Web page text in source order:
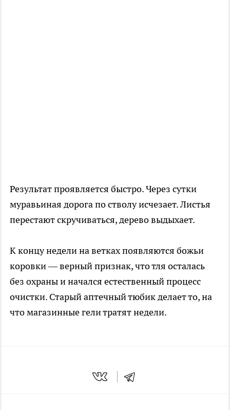
Результат проявляется быстро. Через сутки
муравьиная дорога по стволу исчезает. Листья
перестают скручиваться, дерево выдыхает.
К концу недели на ветках появляются божьи
коровки — верный признак, что тля осталась
без охраны и начался естественный процесс
очистки. Старый аптечный тюбик делает то, на
что магазинные гели тратят недели.